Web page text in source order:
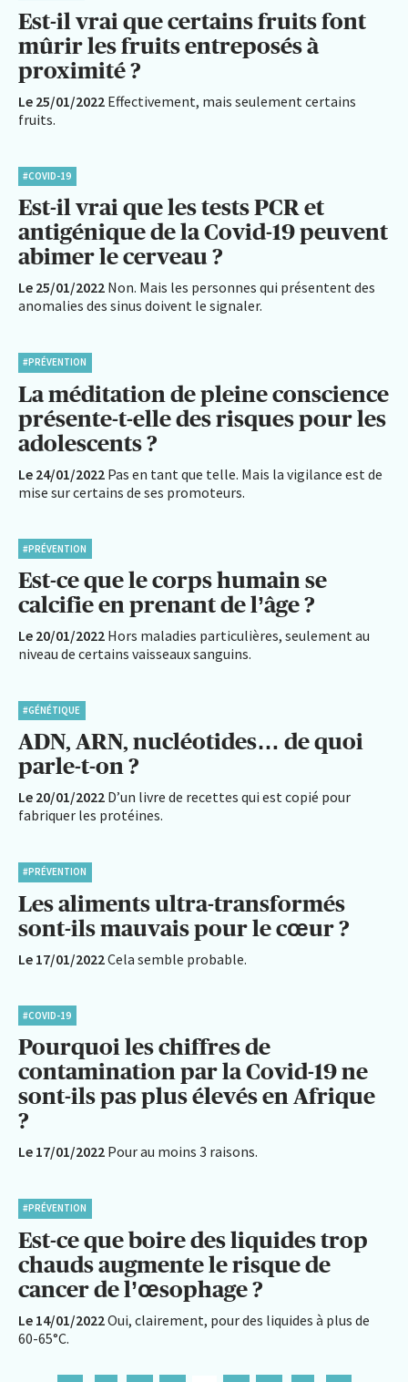
Est-il vrai que certains fruits font
mûrir les fruits entreposés à
proximité ?
Le 25/01/2022 Effectivement, mais seulement certains
fruits.
#COVID-19
Est-il vrai que les tests PCR et
antigénique de la Covid-19 peuvent
abimer le cerveau ?
Le 25/01/2022 Non. Mais les personnes qui présentent des
anomalies des sinus doivent le signaler.
#PRÉVENTION
La méditation de pleine conscience
présente-t-elle des risques pour les
adolescents ?
Le 24/01/2022 Pas en tant que telle. Mais la vigilance est de
mise sur certains de ses promoteurs.
#PRÉVENTION
Est-ce que le corps humain se
calcifie en prenant de l’âge ?
Le 20/01/2022 Hors maladies particulières, seulement au
niveau de certains vaisseaux sanguins.
#GÉNÉTIQUE
ADN, ARN, nucléotides… de quoi
parle-t-on ?
Le 20/01/2022 D’un livre de recettes qui est copié pour
fabriquer les protéines.
#PRÉVENTION
Les aliments ultra-transformés
sont-ils mauvais pour le cœur ?
Le 17/01/2022Cela semble probable.
#COVID-19
Pourquoi les chiffres de
contamination par la Covid-19 ne
sont-ils pas plus élevés en Afrique
?
Le 17/01/2022 Pour au moins 3 raisons.
#PRÉVENTION
Est-ce que boire des liquides trop
chauds augmente le risque de
cancer de l’œsophage ?
Le 14/01/2022Oui, clairement, pour des liquides à plus de
60-65°C.